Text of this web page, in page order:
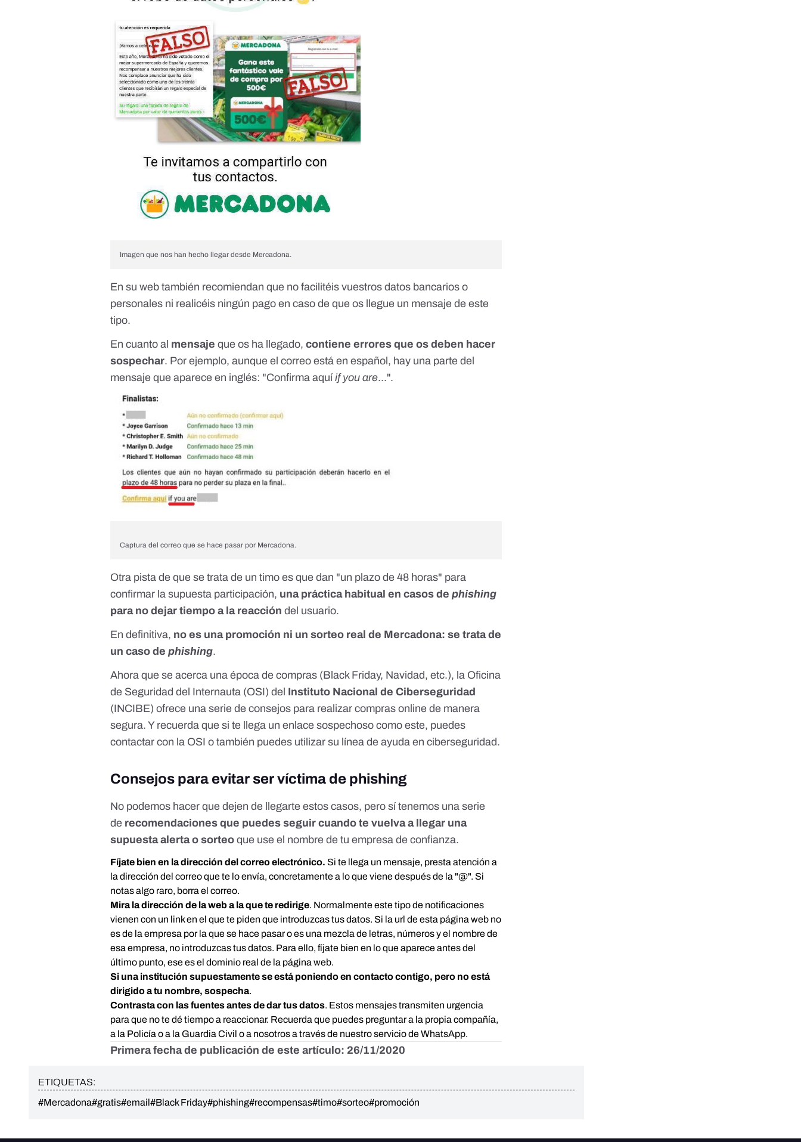
Imagen que nos han hecho llegar desde Mercadona.
En su web también recomiendan que no facilitéis vuestros datos bancarios o
personales ni realicéis ningún pago en caso de que os llegue un mensaje de este
tipo.
En cuanto al mensaje que os ha llegado,contiene errores que os deben hacer
sospechar. Por ejemplo, aunque el correo está en español, hay una parte del
mensaje que aparece en inglés: "Confirma aquíif you are...".
Captura del correo que se hace pasar por Mercadona.
Otra pista de que se trata de un timo es que dan "un plazo de 48 horas" para
confirmar la supuesta participación, una práctica habitual en casos dephishing
para no dejar tiempo a la reacción del usuario.
En definitiva, no es una promoción ni un sorteo real de Mercadona: se trata de
un caso dephishing.
Ahora que se acerca una época de compras (Black Friday, Navidad, etc.), la Oficina
de Seguridad del Internauta (OSI) del Instituto Nacional de Ciberseguridad
(INCIBE) ofrece una serie de consejos para realizar compras online de manera
segura. Y recuerda que si te llega un enlace sospechoso como este, puedes
contactar con la OSI o también puedes utilizar su línea de ayuda en ciberseguridad.
Consejos para evitar ser víctima de phishing
No podemos hacer que dejen de llegarte estos casos, pero sí tenemos una serie
de recomendaciones que puedes seguir cuando te vuelva a llegar una
supuesta alerta o sorteo que use el nombre de tu empresa de confianza.
Fíjate bien en la dirección del correo electrónico. Si te llega un mensaje, presta atención a
la dirección del correo que te lo envía, concretamente a lo que viene después de la "@". Si
notas algo raro, borra el correo.
Mira la dirección de la web a la que te redirige. Normalmente este tipo de notificaciones
vienen con un link en el que te piden que introduzcas tus datos. Si la url de esta página web no
es de la empresa por la que se hace pasar o es una mezcla de letras, números y el nombre de
esa empresa, no introduzcas tus datos. Para ello, fíjate bien en lo que aparece antes del
último punto, ese es el dominio real de la página web.
Si una institución supuestamente se está poniendo en contacto contigo, pero no está
dirigido a tu nombre, sospecha.
Contrasta con las fuentes antes de dar tus datos. Estos mensajes transmiten urgencia
para que no te dé tiempo a reaccionar. Recuerda que puedes preguntar a la propia compañía,
a la Policía o a la Guardia Civil o a nosotros a través de nuestro servicio de WhatsApp.
Primera fecha de publicación de este artículo: 26/11/2020
ETIQUETAS:
#Mercadona#gratis#email#Black Friday#phishing#recompensas#timo#sorteo#promoción